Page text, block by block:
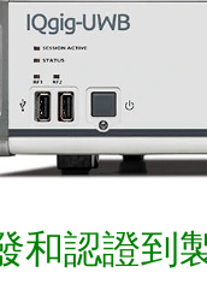
和認證到